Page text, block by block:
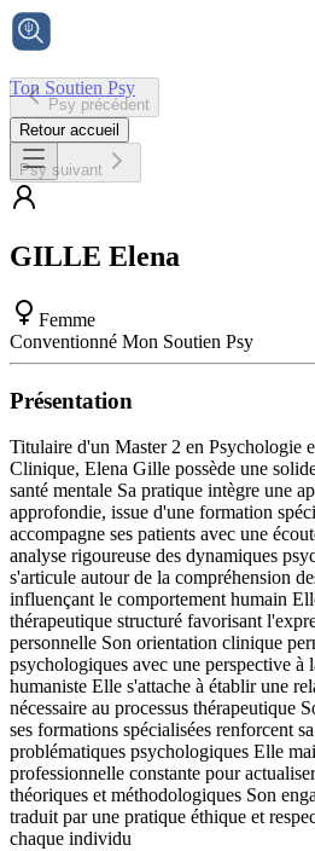
Ton Soutien Psy
Accueil
Psy précédent
Retour accueil
Psy suivant
GILLE Elena
Femme
Conventionné Mon Soutien Psy
Présentation
Titulaire d'un Master 2 en Psychologie
Clinique, Elena Gille possède une
santé mentale Sa pratique intègre une
approfondie, issue d'une formation
accompagne ses patients avec une
analyse rigoureuse des dynamiques
s'articule autour de la compréhension
influençant le comportement humain
thérapeutique structuré favorisant
personnelle Son orientation clinique
psychologiques avec une perspective à
humaniste Elle s'attache à établir une
nécessaire au processus thérapeutique
ses formations spécialisées renforcent
problématiques psychologiques Elle
professionnelle constante pour
théoriques et méthodologiques Son
traduit par une pratique éthique et
chaque individu